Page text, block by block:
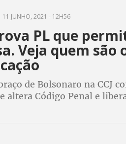
11 JUNHO, 2021 - 12H56
PL que
Veja quem são
de Bolsonaro na CCJ
altera Código Penal e